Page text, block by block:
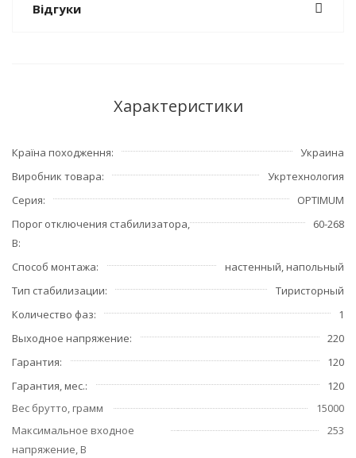
Відгуки
Характеристики
Країна походження
Украина
Виробник товара
Укртехнология
Серия
OPTIMUM
Порог отключения стабилизатора,
В
60-268
Способ монтажа
настенный, напольный
Тип стабилизации
Тиристорный
Количество фаз
1
Выходное напряжение
220
Гарантия
120
Гарантия, мес.
120
Вес брутто, грамм
15000
Максимальное входное
напряжение, В
253